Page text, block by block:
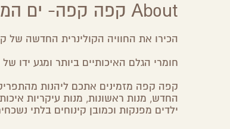
About קפה קפה- ים המלח
הכירו את החוויה הקולינרית החדשה של
חומרי הגלם האיכותיים ביותר ומגע ידו
קפה קפה מזמינים אתכם ליהנות
החדש, מנות ראשונות, מנות עיקריות
ילדים מפנקות וכמובן קינוחים בלתי